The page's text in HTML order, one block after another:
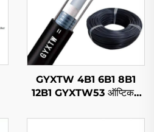
GYXTW 4B1 6B1 8B1
12B1 GYXTW53 ऑप्टिकल